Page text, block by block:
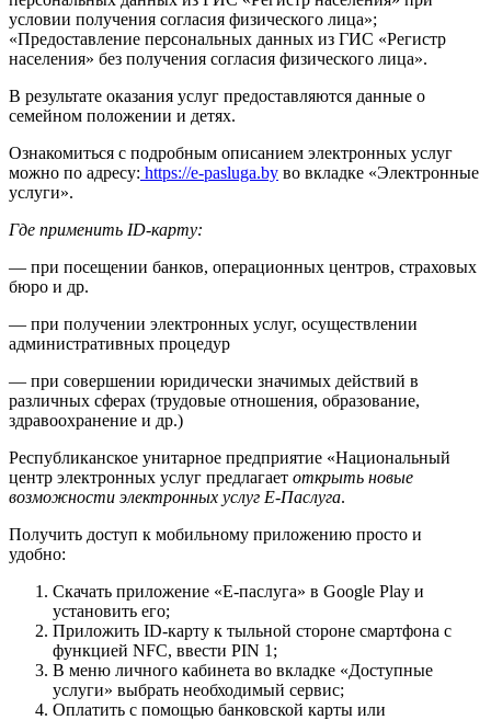
условии получения согласия физического лица»;
«Предоставление персональных данных из ГИС «Регистр
населения» без получения согласия физического лица».
В результате оказания услуг предоставляются данные о
семейном положении и детях.
Ознакомиться с подробным описанием электронных услуг
можно по адресу: https://e-pasluga.by во вкладке «Электронные
услуги».
Где применить ID-карту:
— при посещении банков, операционных центров, страховых
бюро и др.
— при получении электронных услуг, осуществлении
административных процедур
— при совершении юридически значимых действий в
различных сферах (трудовые отношения, образование,
здравоохранение и др.)
Республиканское унитарное предприятие «Национальный
центр электронных услуг предлагает открыть новые
возможности электронных услуг Е-Паслуга.
Получить доступ к мобильному приложению просто и
удобно:
Скачать приложение «Е-паслуга» в Google Play и
установить его;
Приложить ID-карту к тыльной стороне смартфона с
функцией NFC, ввести PIN 1;
В меню личного кабинета во вкладке «Доступные
услуги» выбрать необходимый сервис;
Оплатить с помощью банковской карты или